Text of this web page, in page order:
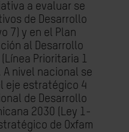
a evaluar se
de Desarrollo
7) y en el Plan
al Desarrollo
Prioritaria 1
A nivel nacional se
eje estratégico 4
de Desarrollo
2030 (Ley 1-
de Oxfam